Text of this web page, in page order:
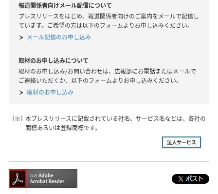
報道関係者向けメール配信について
プレスリリースをはじめ、報道関係者向けのご案内をメールで配信し
ています。ご希望の方は以下のフォームよりお申し込みください。
メール配信のお申し込み
取材のお申し込みについて
取材のお申し込み/お問い合わせは、広報部にお電話またはメールで
ご連絡いただくか、以下のフォームよりお申し込みください。
取材のお申し込み
（※）本プレスリリースに記載されている社名、サービス名などは、各社の
商標あるいは登録商標です。
法人サービス